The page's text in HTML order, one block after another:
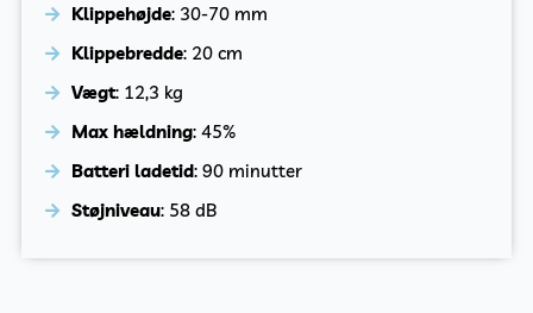
Klippehøjde: 30-70 mm
Klippebredde: 20 cm
Vægt: 12,3 kg
Max hældning: 45%
Batteri ladetid: 90 minutter
Støjniveau: 58 dB